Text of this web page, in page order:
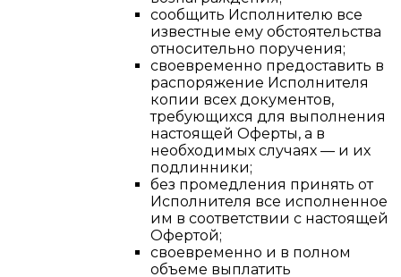
сообщить Исполнителю все
известные ему обстоятельства
относительно поручения;
своевременно предоставить в
распоряжение Исполнителя
копии всех документов,
требующихся для выполнения
настоящей Оферты, а в
необходимых случаях — и их
подлинники;
без промедления принять от
Исполнителя все исполненное
им в соответствии с настоящей
Офертой;
своевременно и в полном
объеме выплатить